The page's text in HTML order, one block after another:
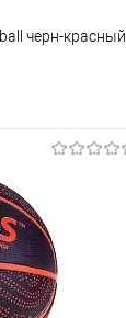
черн-красный
Сравнение
В наличии